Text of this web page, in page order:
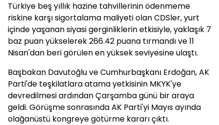
Türkiye beş yıllık hazine tahvillerinin ödenmeme
riskine karşı sigortalama maliyeti olan CDSler, yurt
içinde yaşanan siyasi gerginliklerin etkisiyle, yaklaşık 7
baz puan yükselerek 266.42 puana tırmandı ve 11
Nisan'dan beri görülen en yüksek seviyesine ulaştı.
Başbakan Davutoğlu ve Cumhurbaşkanı Erdoğan, AK
Parti'de teşkilatlara atama yetkisinin MKYK'ye
devredilmesi ardından Çarşamba günü bir araya
geldi. Görüşme sonrasında AK Parti'yi Mayıs ayında
olağanüstü kongreye götürme kararı çıktı.